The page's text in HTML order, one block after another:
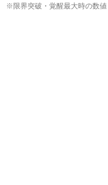
※限界突破・覚醒最大時の数値